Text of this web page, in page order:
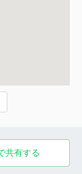
共有する